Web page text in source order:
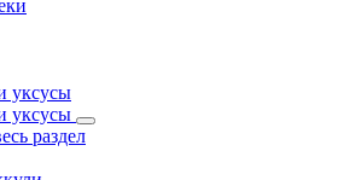
уксусы
уксусы
раздел